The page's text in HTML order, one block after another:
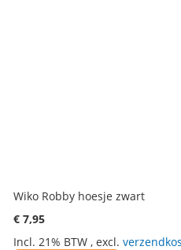
Wiko Robby hoesje zwart
€ 7,95
Incl. 21% BTW , excl.